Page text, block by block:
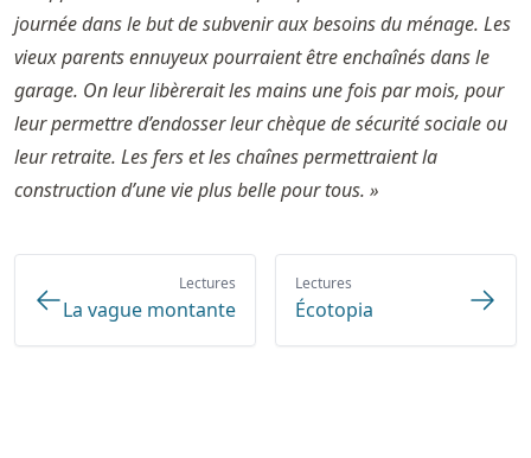
journée dans le but de subvenir aux besoins du ménage. Les
vieux parents ennuyeux pourraient être enchaînés dans le
garage. On leur libèrerait les mains une fois par mois, pour
leur permettre d’endosser leur chèque de sécurité sociale ou
leur retraite. Les fers et les chaînes permettraient la
construction d’une vie plus belle pour tous. »
Lectures
La vague montante
Lectures
Écotopia